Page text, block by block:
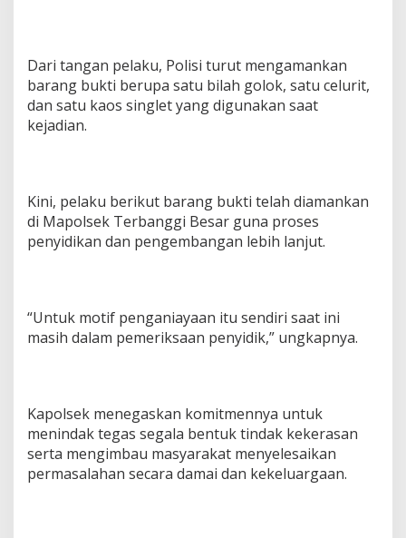
Dari tangan pelaku, Polisi turut mengamankan
barang bukti berupa satu bilah golok, satu celurit,
dan satu kaos singlet yang digunakan saat
kejadian.
Kini, pelaku berikut barang bukti telah diamankan
di Mapolsek Terbanggi Besar guna proses
penyidikan dan pengembangan lebih lanjut.
“Untuk motif penganiayaan itu sendiri saat ini
masih dalam pemeriksaan penyidik,” ungkapnya.
Kapolsek menegaskan komitmennya untuk
menindak tegas segala bentuk tindak kekerasan
serta mengimbau masyarakat menyelesaikan
permasalahan secara damai dan kekeluargaan.